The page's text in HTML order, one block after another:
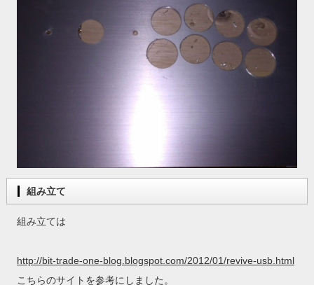
組み立て
組み立ては
http://bit-trade-one-blog.blogspot.com/2012/01/revive-usb.html
こちらのサイトを参考にしました。